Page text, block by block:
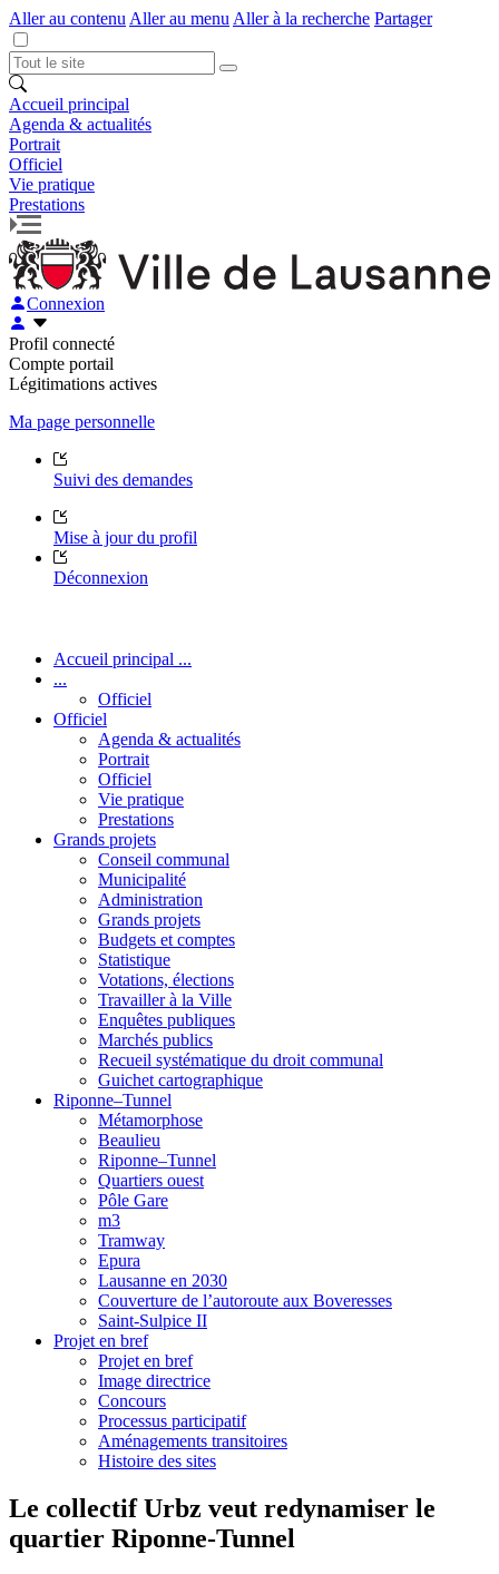
Aller au contenu Aller au menu Aller à la recherche Partager
Accueil principal
Agenda & actualités
Portrait
Officiel
Vie pratique
Prestations
Connexion
Profil connecté
Compte portail
Légitimations actives
Ma page personnelle
Suivi des demandes
Mise à jour du profil
Déconnexion
Accueil principal ...
...
Officiel
Officiel
Agenda & actualités
Portrait
Officiel
Vie pratique
Prestations
Grands projets
Conseil communal
Municipalité
Administration
Grands projets
Budgets et comptes
Statistique
Votations, élections
Travailler à la Ville
Enquêtes publiques
Marchés publics
Recueil systématique du droit communal
Guichet cartographique
Riponne–Tunnel
Métamorphose
Beaulieu
Riponne–Tunnel
Quartiers ouest
Pôle Gare
m3
Tramway
Epura
Lausanne en 2030
Couverture de l’autoroute aux Boveresses
Saint-Sulpice II
Projet en bref
Projet en bref
Image directrice
Concours
Processus participatif
Aménagements transitoires
Histoire des sites
Le collectif Urbz veut redynamiser le
quartier Riponne-Tunnel